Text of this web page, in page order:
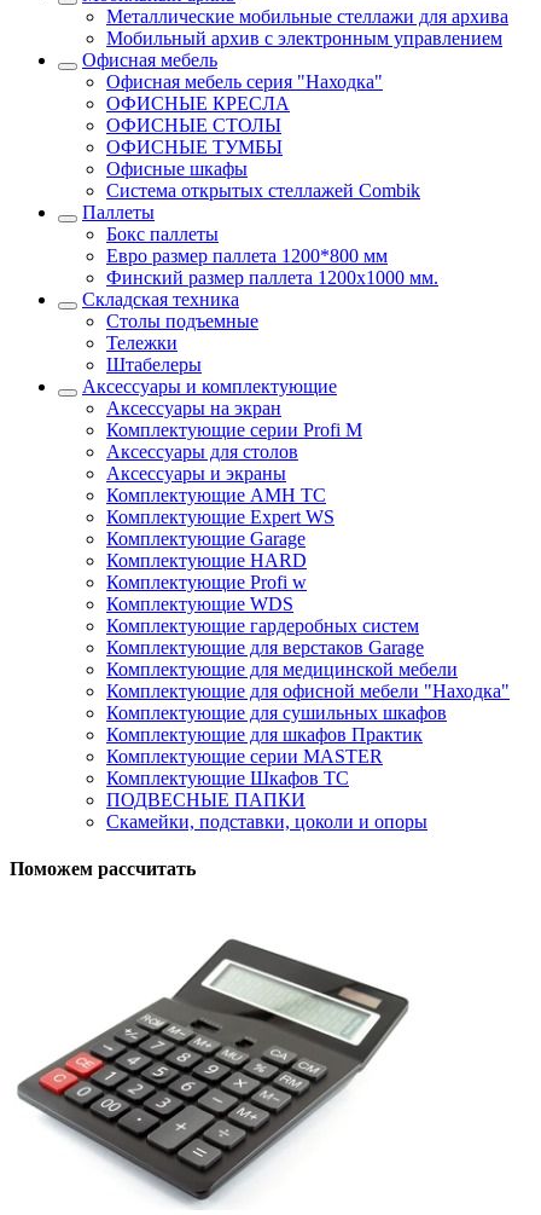
Металлические мобильные стеллажи для архива
Мобильный архив с электронным управлением
Офисная мебель
Офисная мебель серия "Находка"
ОФИСНЫЕ КРЕСЛА
ОФИСНЫЕ СТОЛЫ
ОФИСНЫЕ ТУМБЫ
Офисные шкафы
Система открытых стеллажей Combik
Паллеты
Бокс паллеты
Евро размер паллета 1200*800 мм
Финский размер паллета 1200х1000 мм.
Складская техника
Столы подъемные
Тележки
Штабелеры
Аксессуары и комплектующие
Аксессуары на экран
Комплектующие серии Profi M
Аксессуары для столов
Аксессуары и экраны
Комплектующие AMH TC
Комплектующие Expert WS
Комплектующие Garage
Комплектующие HARD
Комплектующие Profi w
Комплектующие WDS
Комплектующие гардеробных систем
Комплектующие для верстаков Garage
Комплектующие для медицинской мебели
Комплектующие для офисной мебели "Находка"
Комплектующие для сушильных шкафов
Комплектующие для шкафов Практик
Комплектующие серии MASTER
Комплектующие Шкафов ТС
ПОДВЕСНЫЕ ПАПКИ
Скамейки, подставки, цоколи и опоры
Поможем рассчитать